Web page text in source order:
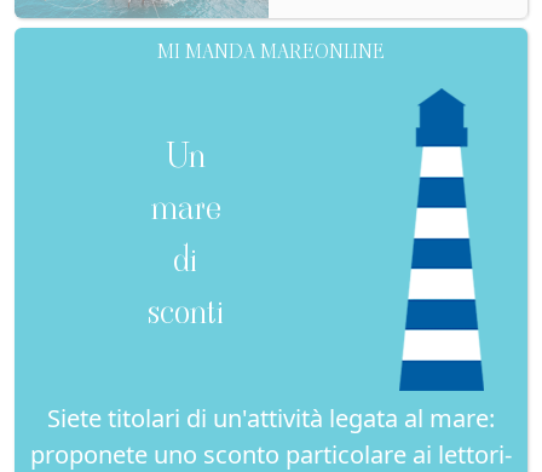
MI MANDA MAREONLINE
Un
mare
di
sconti
Siete titolari di un'attività legata al mare:
proponete uno sconto particolare ai lettori-